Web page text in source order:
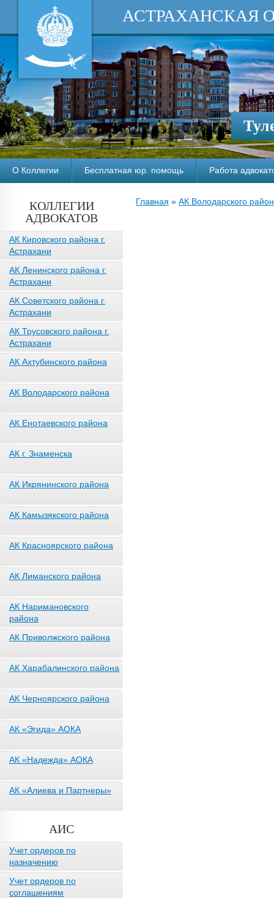
АСТРАХАНСКАЯ
О Коллегии Бесплатная юр. помощь Работа
КОЛЛЕГИИ
АДВОКАТОВ
АК Кировского района г.
Астрахани
АК Ленинского района г.
Астрахани
АК Советского района г.
Астрахани
АК Трусовского района г.
Астрахани
АК Ахтубинского района
АК Володарского района
АК Енотаевского района
АК г. Знаменска
АК Икрянинского района
АК Камызякского района
АК Красноярского района
АК Лиманского района
АК Наримановского
района
АК Приволжского района
АК Харабалинского района
АК Черноярского района
АК «Эгида» АОКА
АК «Надежда» АОКА
АК «Алиева и Партнеры»
АИС
Учет ордеров по
назначению
Учет ордеров по
соглашениям
Главная » АК Володарского